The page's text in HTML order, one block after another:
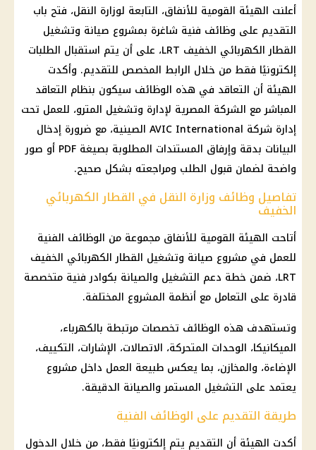
أعلنت الهيئة القومية للأنفاق، التابعة لوزارة النقل، فتح باب
التقديم على وظائف فنية شاغرة بمشروع صيانة وتشغيل
القطار الكهربائي الخفيف
LRT، على أن يتم استقبال الطلبات
إلكترونيًا فقط من خلال الرابط المخصص للتقديم. وأكدت
الهيئة أن التعاقد في هذه الوظائف سيكون بنظام التعاقد
المباشر مع الشركة المصرية لإدارة وتشغيل المترو، للعمل تحت
إدارة شركة AVIC International الصينية، مع ضرورة إدخال
البيانات بدقة وإرفاق المستندات المطلوبة بصيغة PDF أو صور
واضحة لضمان قبول الطلب ومراجعته بشكل صحيح.
تفاصيل وظائف وزارة النقل في القطار الكهربائي
الخفيف
أتاحت الهيئة القومية للأنفاق مجموعة من الوظائف الفنية
للعمل في مشروع صيانة وتشغيل القطار الكهربائي الخفيف
LRT، ضمن خطة دعم التشغيل والصيانة بكوادر فنية متخصصة
قادرة على التعامل مع أنظمة المشروع المختلفة.
وتستهدف هذه الوظائف تخصصات مرتبطة بالكهرباء،
الميكانيكا، الوحدات المتحركة، الاتصالات، الإشارات، التكييف،
الإضاءة، والمخازن، بما يعكس طبيعة العمل داخل مشروع
يعتمد على التشغيل المستمر والصيانة الدقيقة.
طريقة التقديم على الوظائف الفنية
أكدت الهيئة أن التقديم يتم إلكترونيًا فقط، من خلال الدخول